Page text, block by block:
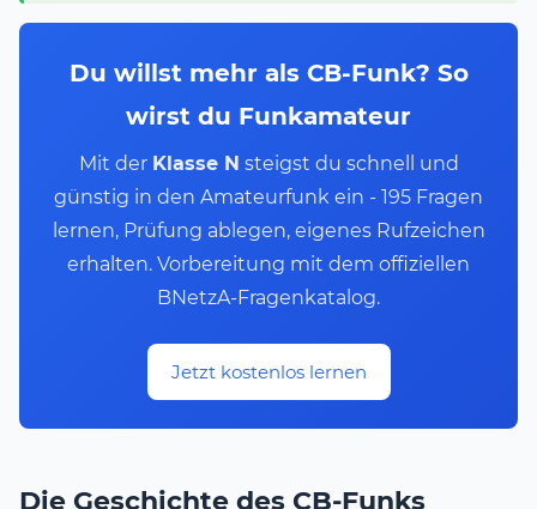
Du willst mehr als CB-Funk? So
wirst du Funkamateur
Mit der Klasse N steigst du schnell und
günstig in den Amateurfunk ein - 195 Fragen
lernen, Prüfung ablegen, eigenes Rufzeichen
erhalten. Vorbereitung mit dem offiziellen
BNetzA-Fragenkatalog.
Jetzt kostenlos lernen
Die Geschichte des CB-Funks